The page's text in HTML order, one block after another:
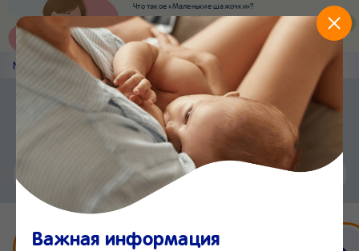
Что такое «Маленькие шажочки»?
Наш новый суперсервис для отслеживания
развития вашего малыша
Попробовать сейчас
Nestlé Baby &me Статьи
Приложение Nestlé Baby&me
Еще быстрее и удобнее
Установить
Чат24/7
Важная информация